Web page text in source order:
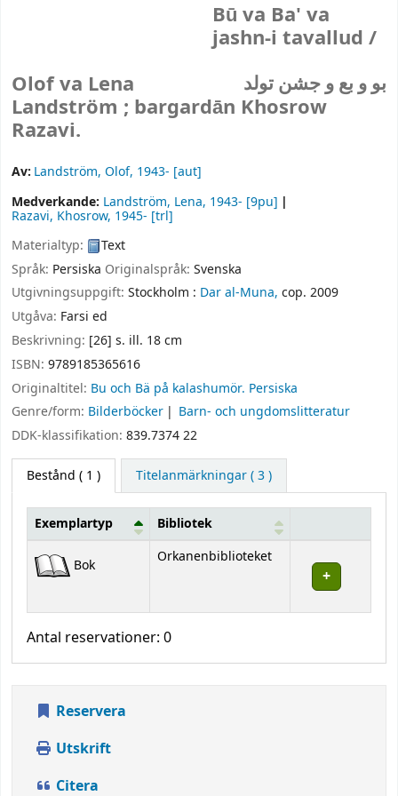
بو و بع و جشن تولد
Bū va Ba' va
jashn-i tavallud /
Olof va Lena
Landström ; bargardān Khosrow
Razavi.
Av: Landström, Olof, 1943- [aut]
Medverkande: Landström, Lena, 1943- [9pu]
Razavi, Khosrow, 1945- [trl]
Materialtyp:
Text
Språk: Persiska Originalspråk: Svenska
Utgivningsuppgift: Stockholm : Dar al-Muna, cop. 2009
Utgåva: Farsi ed
Beskrivning: [26] s. ill. 18 cm
ISBN: 9789185365616
Originaltitel: Bu och Bä på kalashumör. Persiska
Genre/form: Bilderböcker
Barn- och ungdomslitteratur
DDK-klassifikation: 839.7374 22
Bestånd ( 1 ) Titelanmärkningar ( 3 )
Bestånd
Exemplartyp Bibliotek
Bok Orkanenbiblioteket
Antal reservationer: 0
Reservera
Utskrift
Citera